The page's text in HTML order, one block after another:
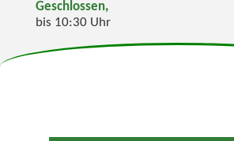
Geschlossen,
bis 10:30 Uhr